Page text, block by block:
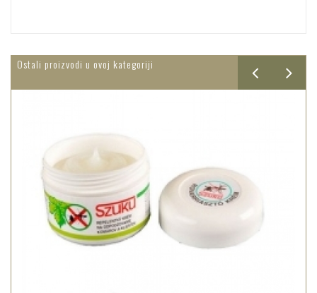
Ostali proizvodi u ovoj kategoriji